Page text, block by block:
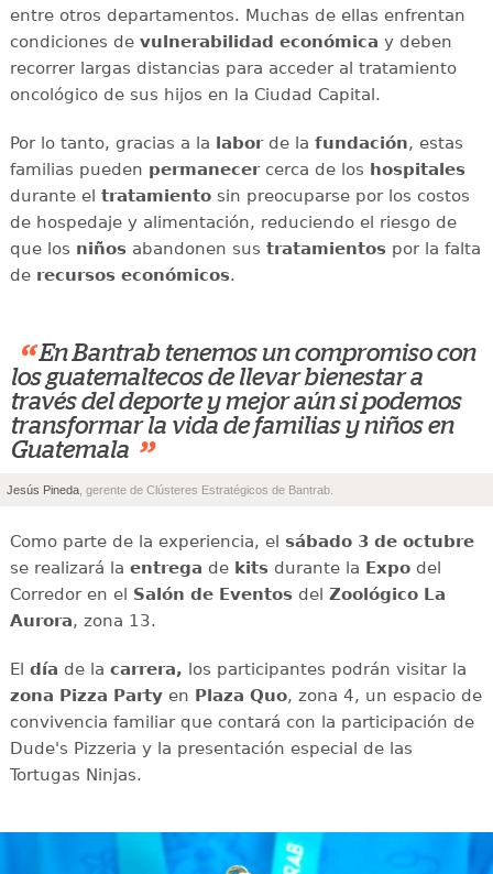
entre otros departamentos. Muchas de ellas enfrentan
condiciones de vulnerabilidad económica y deben
recorrer largas distancias para acceder al tratamiento
oncológico de sus hijos en la Ciudad Capital.
Por lo tanto, gracias a la laborde la fundación, estas
familias pueden permanecercerca de los hospitales
durante el tratamientosin preocuparse por los costos
de hospedaje y alimentación, reduciendo el riesgo de
que los niñosabandonen sus tratamientospor la falta
de recursos económicos.
“ En Bantrab tenemos un compromiso con
los guatemaltecos de llevar bienestar a
través del deporte y mejor aún si podemos
transformar la vida de familias y niños en
Guatemala ”
Jesús Pineda , gerente de Clústeres Estratégicos de Bantrab.
Como parte de la experiencia, el sábado 3 de octubre
se realizará la entrega de kitsdurante la Expodel
Corredor en el Salón de Eventosdel Zoológico La
Aurora, zona 13.
El día de la carrera, los participantes podrán visitar la
zona Pizza Partyen Plaza Quo, zona 4, un espacio de
convivencia familiar que contará con la participación de
Dude's Pizzeria y la presentación especial de las
Tortugas Ninjas.